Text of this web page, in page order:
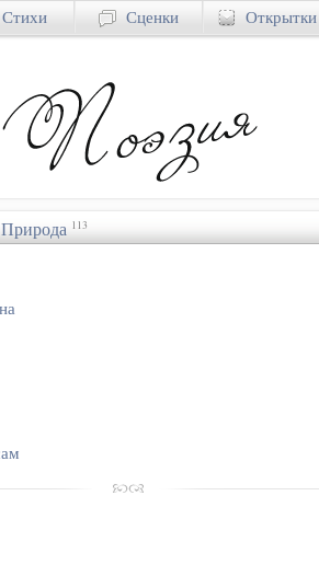
Природа 113
Сценки Открытки